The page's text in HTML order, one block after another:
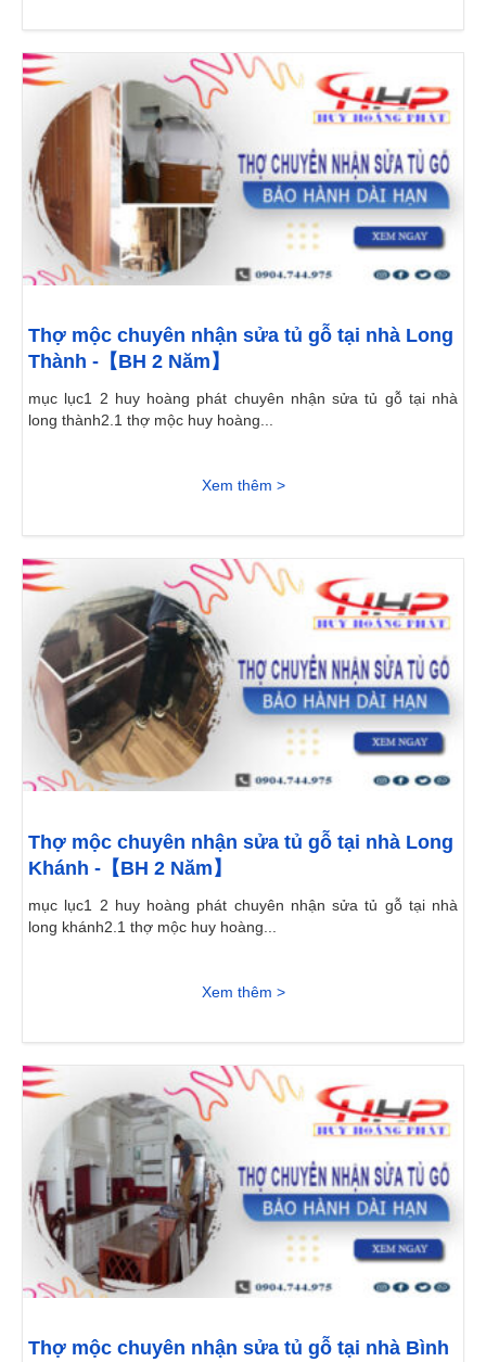
Thợ mộc chuyên nhận sửa tủ gỗ tại nhà Long
Thành -【BH 2 Năm】
mục lục1 2 huy hoàng phát chuyên nhận sửa tủ gỗ tại nhà
long thành2.1 thợ mộc huy hoàng...
Xem thêm >
Thợ mộc chuyên nhận sửa tủ gỗ tại nhà Long
Khánh -【BH 2 Năm】
mục lục1 2 huy hoàng phát chuyên nhận sửa tủ gỗ tại nhà
long khánh2.1 thợ mộc huy hoàng...
Xem thêm >
Thợ mộc chuyên nhận sửa tủ gỗ tại nhà Bình